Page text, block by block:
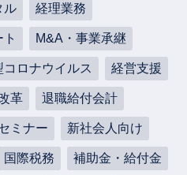
ル 経理業務
M&A・事業承継
コロナウイルス 経営支援
革 退職給付会計
ミナー 新社会人向け
国際税務 補助金・給付金